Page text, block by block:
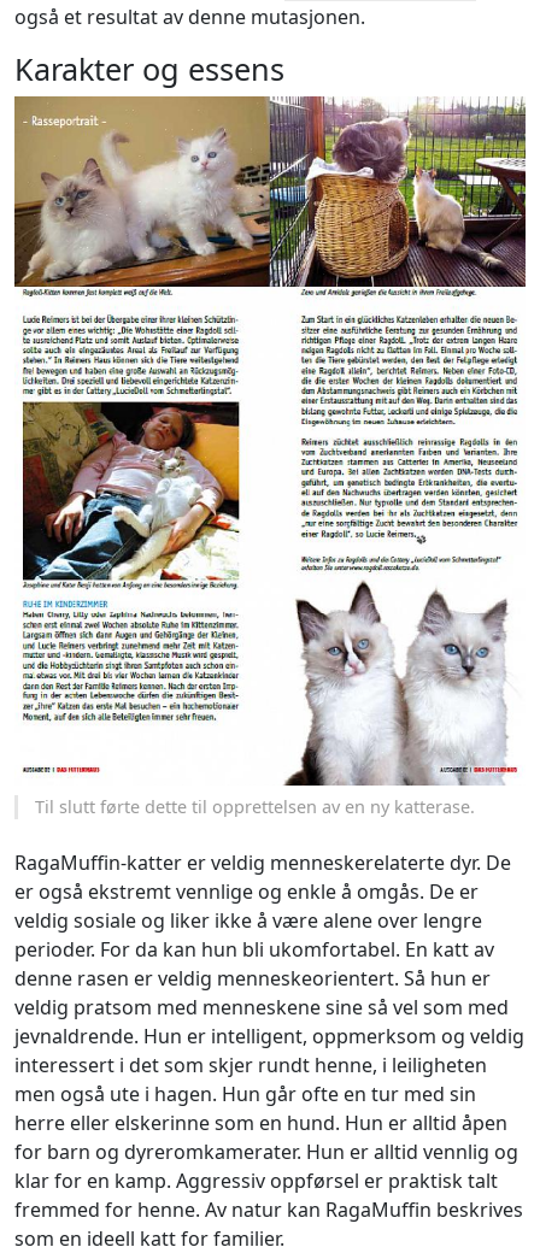
også et resultat av denne mutasjonen.
Karakter og essens
Til slutt førte dette til opprettelsen av en ny katterase.
RagaMuffin-katter er veldig menneskerelaterte dyr. De
er også ekstremt vennlige og enkle å omgås. De er
veldig sosiale og liker ikke å være alene over lengre
perioder. For da kan hun bli ukomfortabel. En katt av
denne rasen er veldig menneskeorientert. Så hun er
veldig pratsom med menneskene sine så vel som med
jevnaldrende. Hun er intelligent, oppmerksom og veldig
interessert i det som skjer rundt henne, i leiligheten
men også ute i hagen. Hun går ofte en tur med sin
herre eller elskerinne som en hund. Hun er alltid åpen
for barn og dyreromkamerater. Hun er alltid vennlig og
klar for en kamp. Aggressiv oppførsel er praktisk talt
fremmed for henne. Av natur kan RagaMuffin beskrives
som en ideell katt for familier.